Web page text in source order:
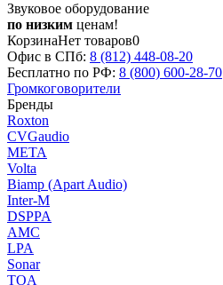
Звуковое оборудование
по низким ценам!
КорзинаНет товаров0
Офис в СПб: 8 (812) 448-08-20
Бесплатно по РФ: 8 (800) 600-28-70
Громкоговорители
Бренды
Roxton
CVGaudio
МЕТА
Volta
Biamp (Apart Audio)
Inter-M
DSPPA
AMC
LPA
Sonar
TOA